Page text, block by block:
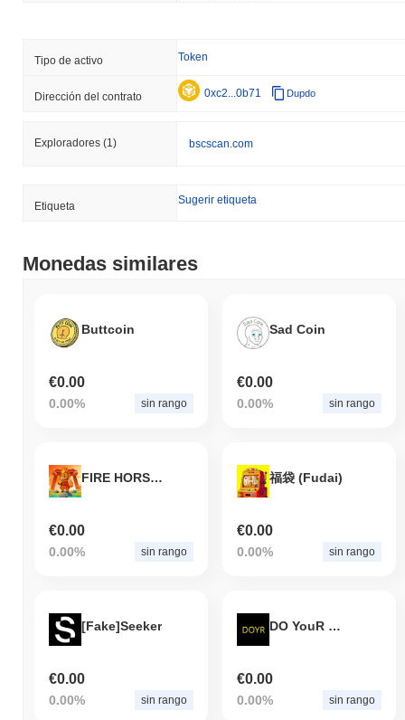
Tipo de activo Token
Dirección del contrato 0xc2...0b71 Dupdo
Exploradores (1) bscscan.com
Etiqueta Sugerir etiqueta
Monedas similares
Buttcoin
€0.00
0.00% sin rango
Sad Coin
€0.00
0.00% sin rango
FIRE HORSE 丙午
€0.00
0.00% sin rango
福袋 (Fudai)
€0.00
0.00% sin rango
[Fake]Seeker
€0.00
0.00% sin rango
DO YouR meme
€0.00
0.00% sin rango